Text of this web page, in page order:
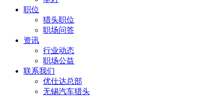
职位
猎头职位
职场问答
资讯
行业动态
职场公益
联系我们
优仕达总部
无锡汽车猎头